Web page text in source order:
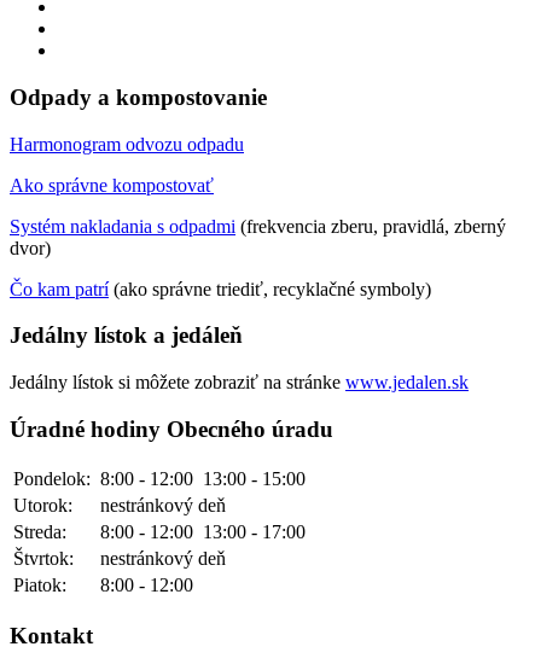
Odpady a kompostovanie
Harmonogram odvozu odpadu
Ako správne kompostovať
Systém nakladania s odpadmi (frekvencia zberu, pravidlá, zberný
dvor)
Čo kam patrí(ako správne triediť, recyklačné symboly)
Jedálny lístok a jedáleň
Jedálny lístok si môžete zobraziť na stránke www.jedalen.sk
Úradné hodiny Obecného úradu
Pondelok: 8:00 - 12:00 13:00 - 15:00
Utorok:
nestránkový deň
Streda:
8:00 - 12:00 13:00 - 17:00
Štvrtok:
nestránkový deň
Piatok:
8:00 - 12:00
Kontakt